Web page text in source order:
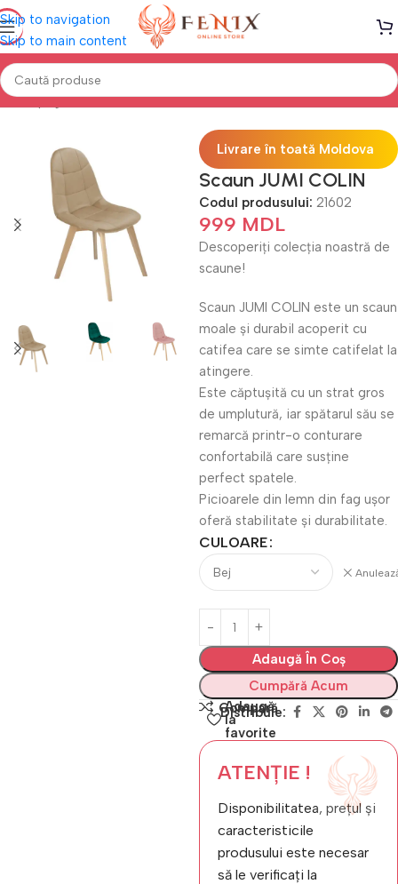
Skip to navigation
Skip to main content
Prima pagină Mobilă BUCĂTĂRIE Scaune
Livrare în toată Moldova
Scaun JUMI COLIN
Codul produsului: 21602
999 MDL
Descoperiți colecția noastră de
scaune!
Scaun JUMI COLIN este un scaun
moale și durabil acoperit cu
catifea care se simte catifelat la
atingere.
Este căptușită cu un strat gros
de umplutură, iar spătarul său se
remarcă printr-o conturare
confortabilă care susține
perfect spatele.
Picioarele din lemn din fag ușor
oferă stabilitate și durabilitate.
CULOARE
Adaugă În Coș
Cumpără Acum
Compară
Adaugă
la
favorite
Distribuie:
ATENȚIE !
Disponibilitatea, prețul și
caracteristicile
produsului este necesar
să le verificați la